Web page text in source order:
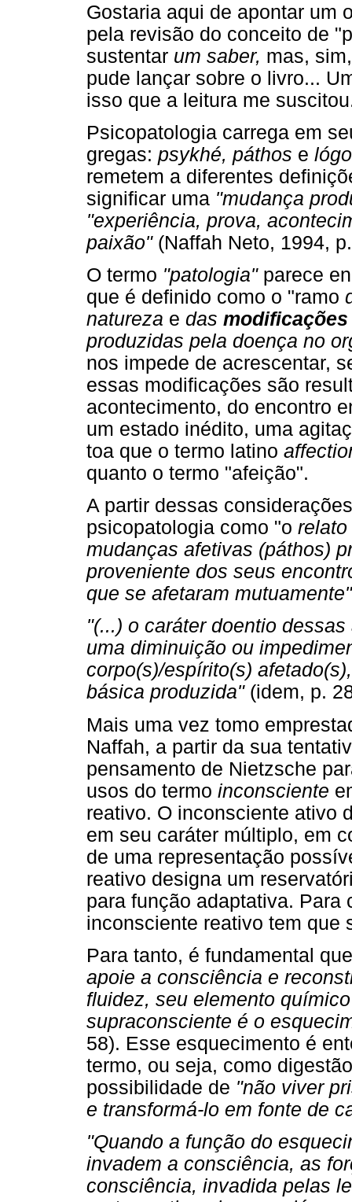
Gostaria aqui de apontar um
pela revisão do conceito de
sustentar um saber, mas,
pude lançar sobre o livro...
isso que a leitura me
Psicopatologia carrega em
gregas: psykhé, páthos e
remetem a diferentes
significar uma "mudança
"experiência, prova,
paixão"(Naffah Neto, 1994,
O termo "patologia"parece
que é definido como o "ramo
natureza e das modificações
produzidas pela doença no
nos impede de acrescentar,
essas modificações são
acontecimento, do encontro
um estado inédito, uma
toa que o termo latino
quanto o termo "afeição".
A partir dessas
psicopatologia como "o
mudanças afetivas (páthos)
proveniente dos seus
que se afetaram mutuamente"
"(...) o caráter doentio
uma diminuição ou
corpo(s)/espírito(s)
básica produzida"(idem, p.
Mais uma vez tomo
Naffah, a partir da sua
pensamento de Nietzsche
usos do termo inconsciente
reativo. O inconsciente ativo
em seu caráter múltiplo, em
de uma representação
reativo designa um
para função adaptativa. Para
inconsciente reativo tem que
Para tanto, é fundamental
apoie a consciência e
fluidez, seu elemento
supraconsciente é o
58). Esse esquecimento é
termo, ou seja, como
possibilidade de "não viver
e transformá-lo em fonte de
"Quando a função do
invadem a consciência, as
consciência, invadida pelas